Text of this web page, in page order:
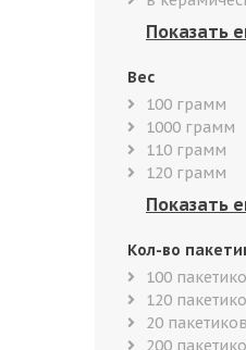
Вес
100 грамм
1000 грамм
110 грамм
120 грамм
Кол-во
100
120
20 пакетиков
200